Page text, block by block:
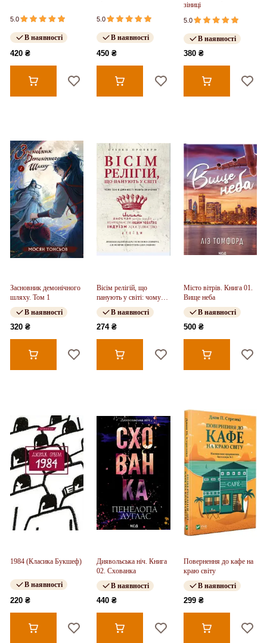
5.0
В наявності
420 ₴
5.0
В наявності
450 ₴
зіниці
5.0
В наявності
380 ₴
Засновник демонічного
шляху. Том 1
В наявності
320 ₴
Вісім релігій, що
панують у світі: чому
їхні відмінності мають
значенняВ наявності
274 ₴
Місто вітрів. Книга 01.
Вище неба
В наявності
500 ₴
1984 (Класика Букшеф)
В наявності
220 ₴
Диявольська ніч. Книга
02. Схованка
В наявності
440 ₴
Повернення до кафе на
краю світу
В наявності
299 ₴